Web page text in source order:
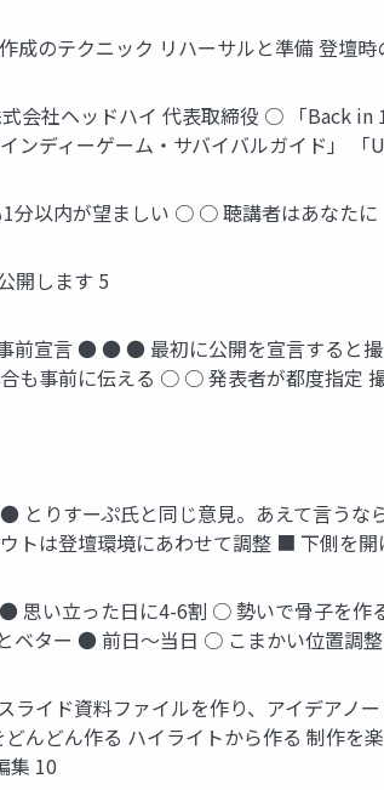
のテクニック リハーサルと準備 登壇時
会社ヘッドハイ 代表取締役 ○ 「Back
ディーゲーム・サバイバルガイド」 「
分以内が望ましい ○ ○ 聴講者はあなた
開します 5
前宣言 ● ● ● 最初に公開を宣言すると
も事前に伝える ○ ○ 発表者が都度指定
とりすーぷ氏と同じ意見。あえて言う
トは登壇環境にあわせて調整 ■ 下側を
思い立った日に4-6割 ○ 勢いで骨子を
ベター ● 前日～当日 ○ こまかい位置調
ライド資料ファイルを作り、アイデア
んどん作る ハイライトから作る 制作
集 10